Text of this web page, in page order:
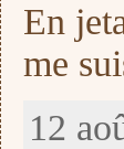
En
me
12